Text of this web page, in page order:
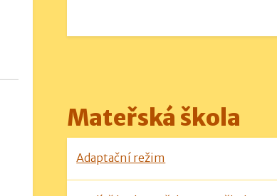
Mateřská škola
Adaptační režim